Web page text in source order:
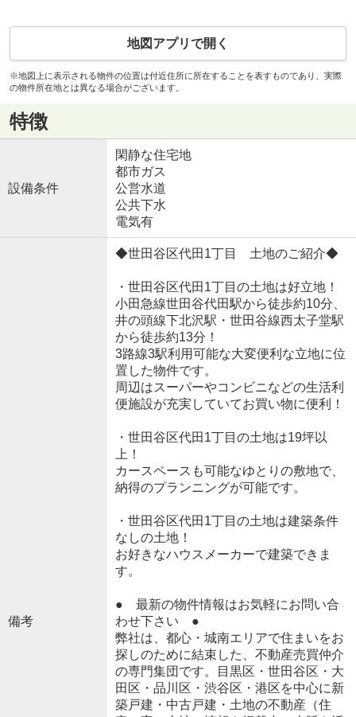
地図アプリで開く
※地図上に表示される物件の位置は付近住所に所在することを表すものであり、実際
の物件所在地とは異なる場合がございます。
特徴
設備条件
閑静な住宅地
都市ガス
公営水道
公共下水
電気有
備考
◆世田谷区代田1丁目 土地のご紹介◆
・世田谷区代田1丁目の土地は好立地！
小田急線世田谷代田駅から徒歩約10分、
井の頭線下北沢駅・世田谷線西太子堂駅
から徒歩約13分！
3路線3駅利用可能な大変便利な立地に位
置した物件です。
周辺はスーパーやコンビニなどの生活利
便施設が充実していてお買い物に便利！
・世田谷区代田1丁目の土地は19坪以
上！
カースペースも可能なゆとりの敷地で、
納得のプランニングが可能です。
・世田谷区代田1丁目の土地は建築条件
なしの土地！
お好きなハウスメーカーで建築できま
す。
● 最新の物件情報はお気軽にお問い合
わせ下さい ●
弊社は、都心・城南エリアで住まいをお
探しのために結束した、不動産売買仲介
の専門集団です。目黒区・世田谷区・大
田区・品川区・渋谷区・港区を中心に新
築戸建・中古戸建・土地の不動産（住